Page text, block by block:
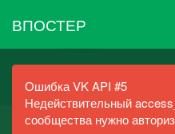
ВПОСТЕР
Ошибка VK API #5
Недействительный
сообщества нужно